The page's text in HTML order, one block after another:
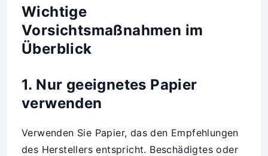
Wichtige
Vorsichtsmaßnahmen im
Überblick
1. Nur geeignetes Papier
verwenden
Verwenden Sie Papier, das den Empfehlungen
des Herstellers entspricht. Beschädigtes oder